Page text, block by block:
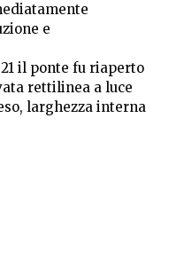
e
il ponte fu riaperto
rettilinea a luce
larghezza interna